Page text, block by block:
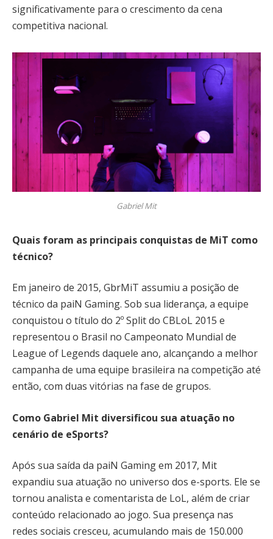
significativamente para o crescimento da cena
competitiva nacional.
Gabriel Mit
Quais foram as principais conquistas de MiT como
técnico?
Em janeiro de 2015, GbrMiT assumiu a posição de
técnico da paiN Gaming. Sob sua liderança, a equipe
conquistou o título do 2º Split do CBLoL 2015 e
representou o Brasil no Campeonato Mundial de
League of Legends daquele ano, alcançando a melhor
campanha de uma equipe brasileira na competição até
então, com duas vitórias na fase de grupos.
Como Gabriel Mit diversificou sua atuação no
cenário de eSports?
Após sua saída da paiN Gaming em 2017, Mit
expandiu sua atuação no universo dos e-sports. Ele se
tornou analista e comentarista de LoL, além de criar
conteúdo relacionado ao jogo. Sua presença nas
redes sociais cresceu, acumulando mais de 150.000